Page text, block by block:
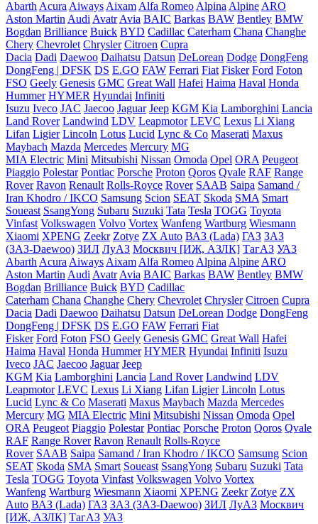
Abarth Acura Aiways Aixam Alfa Romeo Alpina Alpine ARO
Aston Martin Audi Avatr Avia BAIC Barkas BAW Bentley BMW
Bogdan Brilliance Buick BYD Cadillac Caterham Chana Changhe
Chery Chevrolet Chrysler Citroen Cupra
Dacia Dadi Daewoo Daihatsu Datsun DeLorean Dodge DongFeng
DongFeng | DFSK DS E.GO FAW Ferrari Fiat Fisker Ford Foton
FSO Geely Genesis GMC Great Wall Hafei Haima Haval Honda
Hummer HYMER Hyundai Infiniti
Isuzu Iveco JAC Jaecoo Jaguar Jeep KGM Kia Lamborghini Lancia
Land Rover Landwind LDV Leapmotor LEVC Lexus Li Xiang
Lifan Ligier Lincoln Lotus Lucid Lync & Co Maserati Maxus
Maybach Mazda Mercedes Mercury MG
MIA Electric Mini Mitsubishi Nissan Omoda Opel ORA Peugeot
Piaggio Polestar Pontiac Porsche Proton Qoros Qvale RAF Range
Rover Ravon Renault Rolls-Royce Rover SAAB Saipa Samand /
Iran Khodro / IKCO Samsung Scion SEAT Skoda SMA Smart
Soueast SsangYong Subaru Suzuki Tata Tesla TOGG Toyota
Vinfast Volkswagen Volvo Vortex Wanfeng Wartburg Wiesmann
Xiaomi XPENG Zeekr Zotye ZX Auto ВАЗ (Lada) ГАЗ ЗАЗ
(ЗАЗ-Daewoo) ЗИЛ ЛуАЗ Москвич [ИЖ, АЗЛК] ТагАЗ УАЗ
Abarth Acura Aiways Aixam Alfa Romeo Alpina Alpine ARO
Aston Martin Audi Avatr Avia BAIC Barkas BAW Bentley BMW
Bogdan Brilliance Buick BYD Cadillac
Caterham Chana Changhe Chery Chevrolet Chrysler Citroen Cupra
Dacia Dadi Daewoo Daihatsu Datsun DeLorean Dodge DongFeng
DongFeng | DFSK DS E.GO FAW Ferrari Fiat
Fisker Ford Foton FSO Geely Genesis GMC Great Wall Hafei
Haima Haval Honda Hummer HYMER Hyundai Infiniti Isuzu
Iveco JAC Jaecoo Jaguar Jeep
KGM Kia Lamborghini Lancia Land Rover Landwind LDV
Leapmotor LEVC Lexus Li Xiang Lifan Ligier Lincoln Lotus
Lucid Lync & Co Maserati Maxus Maybach Mazda Mercedes
Mercury MG MIA Electric Mini Mitsubishi Nissan Omoda Opel
ORA Peugeot Piaggio Polestar Pontiac Porsche Proton Qoros Qvale
RAF Range Rover Ravon Renault Rolls-Royce
Rover SAAB Saipa Samand / Iran Khodro / IKCO Samsung Scion
SEAT Skoda SMA Smart Soueast SsangYong Subaru Suzuki Tata
Tesla TOGG Toyota Vinfast Volkswagen Volvo Vortex
Wanfeng Wartburg Wiesmann Xiaomi XPENG Zeekr Zotye ZX
Auto ВАЗ (Lada) ГАЗ ЗАЗ (ЗАЗ-Daewoo) ЗИЛ ЛуАЗ Москвич
[ИЖ, АЗЛК] ТагАЗ УАЗ